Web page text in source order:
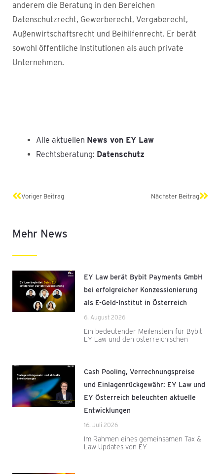
anderem die Beratung in den Bereichen
Datenschutzrecht, Gewerberecht, Vergaberecht,
Außenwirtschaftsrecht und Beihilfenrecht. Er berät
sowohl öffentliche Institutionen als auch private
Unternehmen.
Alle aktuellen News von EY Law
Rechtsberatung: Datenschutz
Zurück
Voriger Beitrag Nächster Beitrag
Mehr News
EY Law berät Bybit Payments GmbH
bei erfolgreicher Konzessionierung
als E-Geld-Institut in Österreich
6. August 2026
Ein bedeutender Meilenstein für Bybit,
EY Law und den österreichischen
Cash Pooling, Verrechnungspreise
und Einlagenrückgewähr: EY Law und
EY Österreich beleuchten aktuelle
Entwicklungen
16. Juli 2026
Im Rahmen eines gemeinsamen Tax &
Law Updates von EY